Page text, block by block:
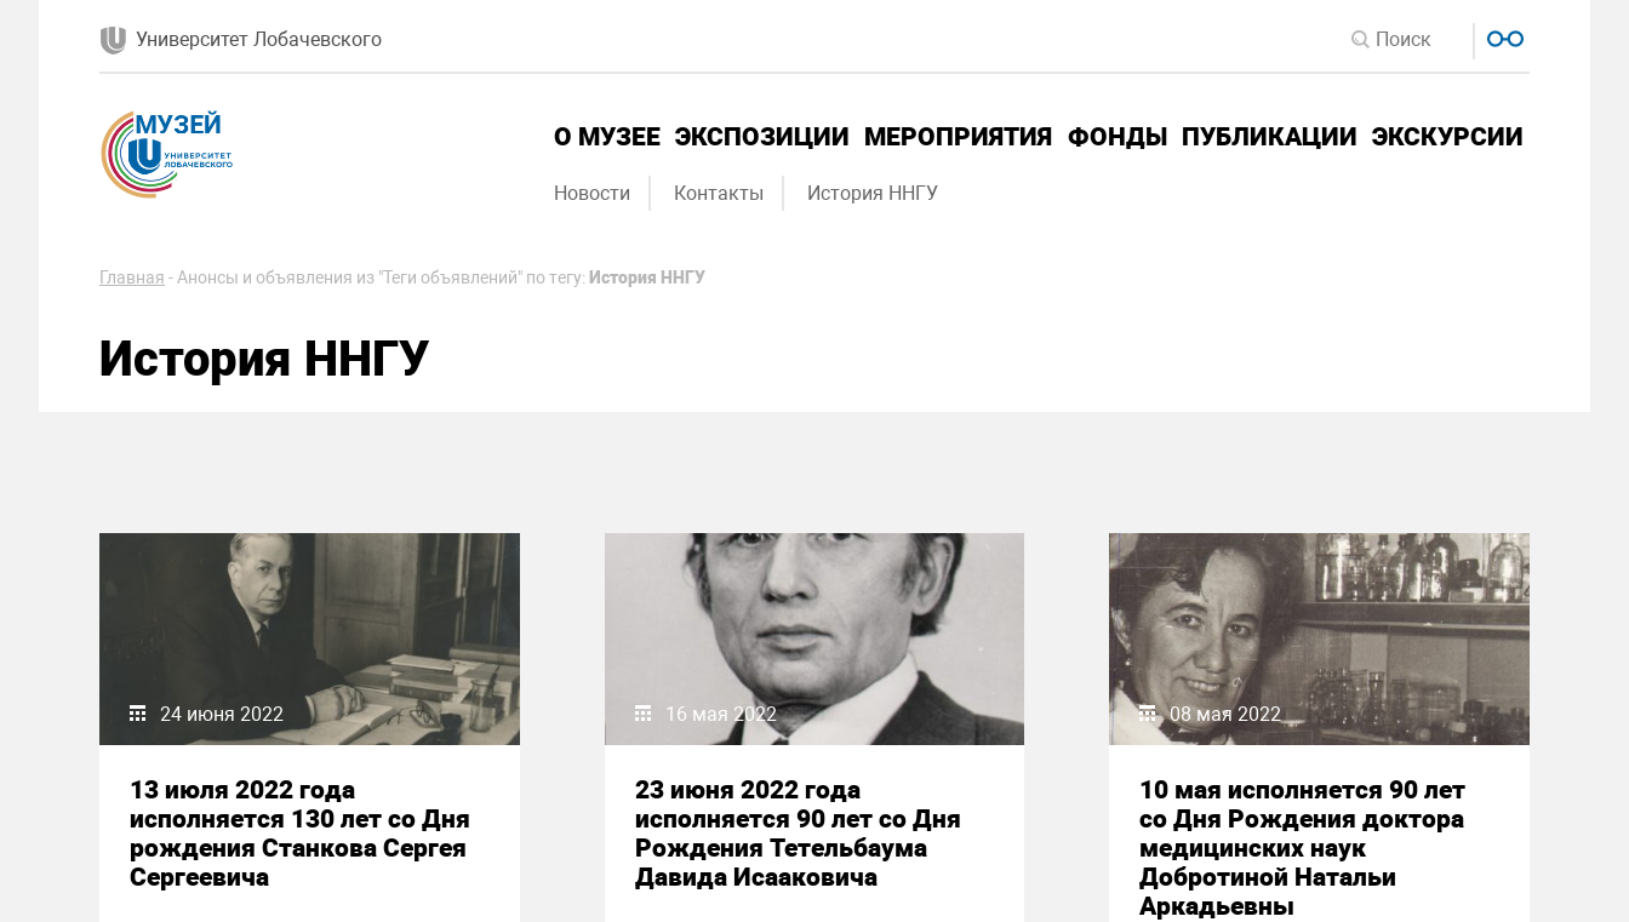
Университет Лобачевского
О МУЗЕЕ ЭКСПОЗИЦИИ МЕРОПРИЯТИЯ ФОНДЫ ПУБЛИКАЦИИ ЭКСКУРСИИ
Новости Контакты История ННГУ
Главная -Анонсы и объявления из "Теги объявлений" по тегу: История ННГУ
История ННГУ
24 июня 2022
13 июля 2022 года
исполняется 130 лет со Дня
рождения Станкова Сергея
Сергеевича
16 мая 2022
23 июня 2022 года
исполняется 90 лет со Дня
Рождения Тетельбаума
Давида Исааковича
08 мая 2022
10 мая исполняется 90 лет
со Дня Рождения доктора
медицинских наук
Добротиной Натальи
Аркадьевны